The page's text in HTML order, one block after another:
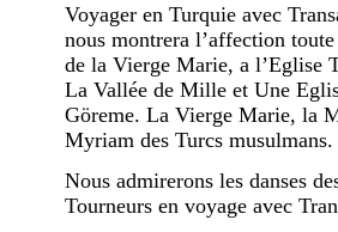
Voyager en Turquie avec
nous montrera l’affection
de la Vierge Marie, a l’Eglise
La Vallée de Mille et Une
Göreme. La Vierge Marie, la
Myriam des Turcs musulmans.
Nous admirerons les danses
Tourneurs en voyage avec